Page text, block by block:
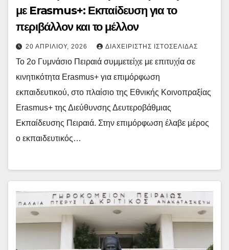
με Erasmus+: Εκπαίδευση για το
περιβάλλον και το μέλλον
20 ΑΠΡΙΛΊΟΥ, 2026 ΔΙΑΧΕΙΡΙΣΤΉΣ ΙΣΤΟΣΕΛΊΔΑΣ
Το 2ο Γυμνάσιο Πειραιά συμμετείχε με επιτυχία σε
κινητικότητα Erasmus+ για επιμόρφωση
εκπαιδευτικού, στο πλαίσιο της Εθνικής Κοινοπραξίας
Erasmus+ της Διεύθυνσης Δευτεροβάθμιας
Εκπαίδευσης Πειραιά. Στην επιμόρφωση έλαβε μέρος
ο εκπαιδευτικός…